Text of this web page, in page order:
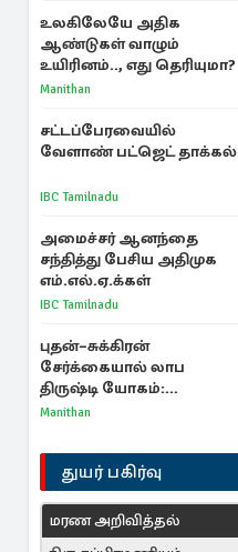
உலகிலேயே அதிக
ஆண்டுகள் வாழும்
உயிரினம்.., எது தெரியுமா?
Manithan
சட்டப்பேரவையில்
வேளாண் பட்ஜெட் தாக்கல்
IBC Tamilnadu
அமைச்சர் ஆனந்தை
சந்தித்து பேசிய அதிமுக
எம்.எல்.ஏ.க்கள்
IBC Tamilnadu
புதன்–சுக்கிரன்
சேர்க்கையால் லாப
திருஷ்டி யோகம்:
அதிர்ஷ்டம் பெறும் டாப் 3
Manithan
துயர் பகிர்வு
மரண அறிவித்தல்